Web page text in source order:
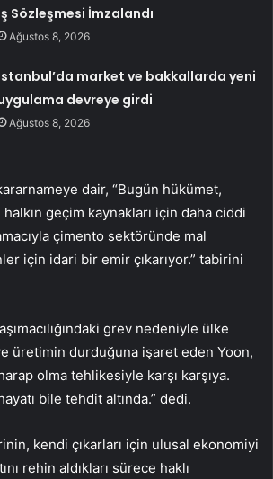
Sözleşmesi İmzalandı
Ağustos 8, 2026
market ve bakkallarda yeni
devreye girdi
Ağustos 8, 2026
dair, “Bugün hükümet,
halkın geçim kaynakları için daha ciddi
çimento sektöründe mal
için idari bir emir çıkarıyor.” tabirini
grev nedeniyle ülke
üretimin durduğuna işaret eden Yoon,
olma tehlikesiyle karşı karşıya.
bile tehdit altında.” dedi.
kendi çıkarları için ulusal ekonomiyi
rehin aldıkları sürece haklı